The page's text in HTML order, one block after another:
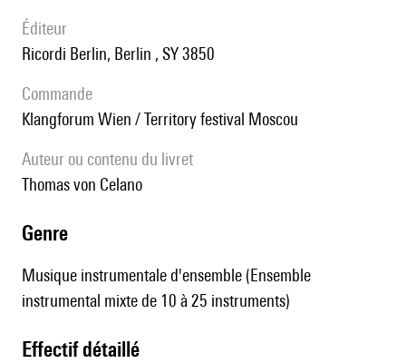
éditeur
Ricordi Berlin, Berlin , SY 3850
Commande
Klangforum Wien / Territory festival Moscou
Auteur ou contenu du livret
Thomas von Celano
genre
Musique instrumentale d'ensemble (Ensemble
instrumental mixte de 10 à 25 instruments)
effectif détaillé